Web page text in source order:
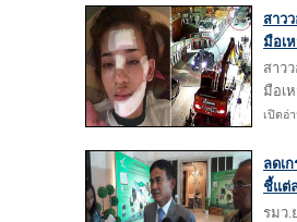
สาว
มือเ
สาว
มือเ
เปิดอ่
ลดเ
ชี้แต่
รมว.